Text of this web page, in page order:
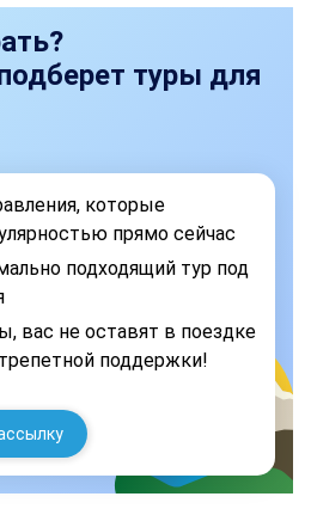
туры для
которые
прямо сейчас
подходящий тур под
вас не оставят в поездке
поддержки!